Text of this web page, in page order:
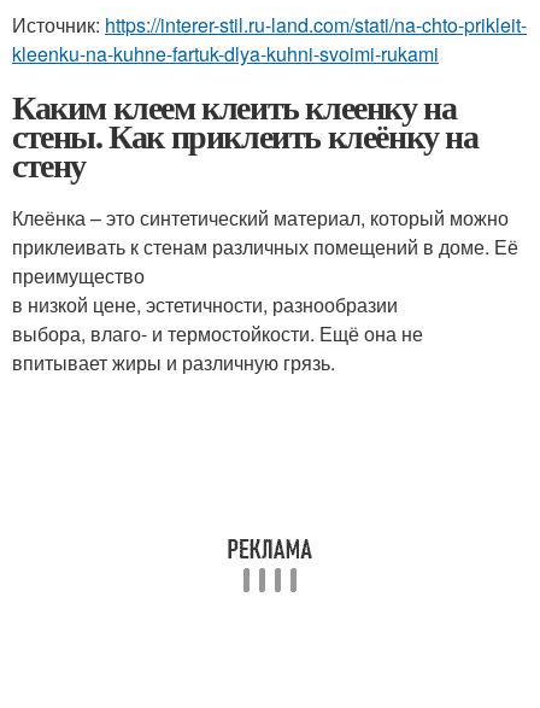
Источник: https://interer-stil.ru-land.com/stati/na-chto-prikleit-
kleenku-na-kuhne-fartuk-dlya-kuhni-svoimi-rukami
Каким клеем клеить клеенку на
стены. Как приклеить клеёнку на
стену
Клеёнка – это синтетический материал, который можно
приклеивать к стенам различных помещений в доме. Её
преимущество
в низкой цене, эстетичности, разнообразии
выбора, влаго- и термостойкости. Ещё она не
впитывает жиры и различную грязь.